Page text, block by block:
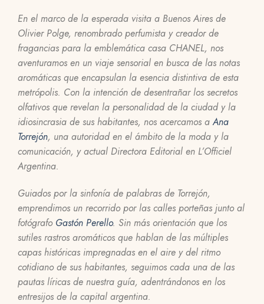
En el marco de la esperada visita a Buenos Aires de
Olivier Polge, renombrado perfumista y creador de
fragancias para la emblemática casa CHANEL, nos
aventuramos en un viaje sensorial en busca de las notas
aromáticas que encapsulan la esencia distintiva de esta
metrópolis. Con la intención de desentrañar los secretos
olfativos que revelan la personalidad de la ciudad y la
idiosincrasia de sus habitantes, nos acercamos aAna
Torrejón, una autoridad en el ámbito de la moda y la
comunicación, y actual Directora Editorial en L’Officiel
Argentina.
Guiados por la sinfonía de palabras de Torrejón,
emprendimos un recorrido por las calles porteñas junto al
fotógrafo Gastón Perello. Sin más orientación que los
sutiles rastros aromáticos que hablan de las múltiples
capas históricas impregnadas en el aire y del ritmo
cotidiano de sus habitantes, seguimos cada una de las
pautas líricas de nuestra guía, adentrándonos en los
entresijos de la capital argentina.